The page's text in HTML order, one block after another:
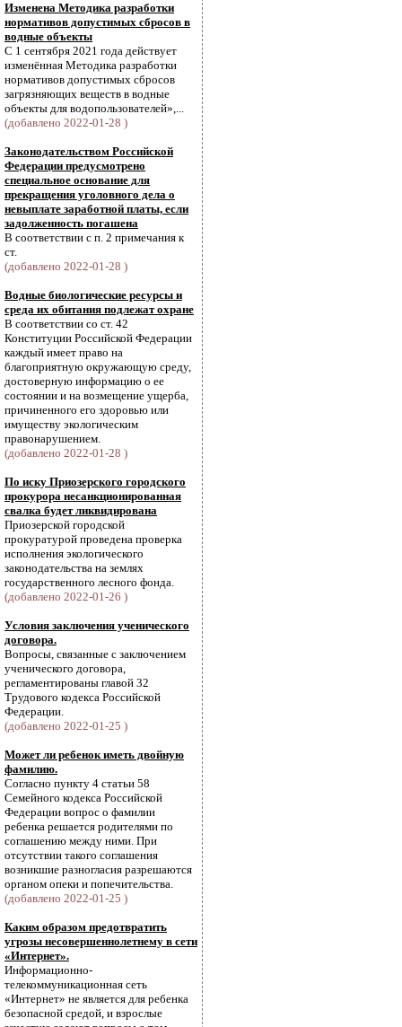
Изменена Методика разработки
нормативов допустимых сбросов в
водные объекты
С 1 сентября 2021 года действует
изменённая Методика разработки
нормативов допустимых сбросов
загрязняющих веществ в водные
объекты для водопользователей»,...
(добавлено 2022-01-28 )
Законодательством Российской
Федерации предусмотрено
специальное основание для
прекращения уголовного дела о
невыплате заработной платы, если
задолженность погашена
В соответствии с п. 2 примечания к
ст.
(добавлено 2022-01-28 )
Водные биологические ресурсы и
среда их обитания подлежат охране
В соответствии со ст. 42
Конституции Российской Федерации
каждый имеет право на
благоприятную окружающую среду,
достоверную информацию о ее
состоянии и на возмещение ущерба,
причиненного его здоровью или
имуществу экологическим
правонарушением.
(добавлено 2022-01-28 )
По иску Приозерского городского
прокурора несанкционированная
свалка будет ликвидирована
Приозерской городской
прокуратурой проведена проверка
исполнения экологического
законодательства на землях
государственного лесного фонда.
(добавлено 2022-01-26 )
Условия заключения ученического
договора.
Вопросы, связанные с заключением
ученического договора,
регламентированы главой 32
Трудового кодекса Российской
Федерации.
(добавлено 2022-01-25 )
Может ли ребенок иметь двойную
фамилию.
Согласно пункту 4 статьи 58
Семейного кодекса Российской
Федерации вопрос о фамилии
ребенка решается родителями по
соглашению между ними. При
отсутствии такого соглашения
возникшие разногласия разрешаются
органом опеки и попечительства.
(добавлено 2022-01-25 )
Каким образом предотвратить
угрозы несовершеннолетнему в сети
«Интернет».
Информационно-
телекоммуникационная сеть
«Интернет» не является для ребенка
безопасной средой, и взрослые